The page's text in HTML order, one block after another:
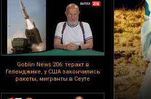
Goblin News 206: теракт в
Геленджике, у США закончились
ракеты, мигранты в Сеуте